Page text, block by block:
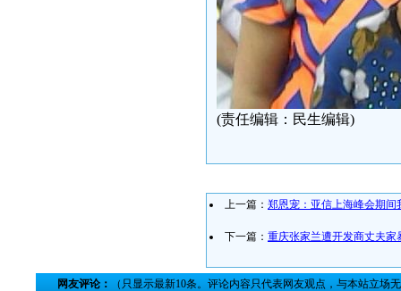
(责任编辑：民生编辑)
上一篇： 郑恩宠：亚信上海峰会期
下一篇： 重庆张家兰遭开发商丈夫家
网友评论： （只显示最新10条。评论内容只代表网友观点，与本站立场